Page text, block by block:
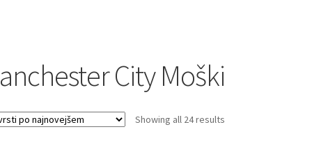
City Moški
Showing all 24 resultsSorted